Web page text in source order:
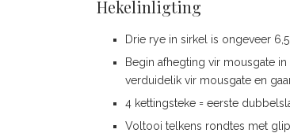
Hekelinligting
Drie rye in sirkel is ongeveer
Begin afhegting vir mousgate
verduidelik vir mousgate en
4 kettingsteke = eerste
Voltooi telkens rondtes met